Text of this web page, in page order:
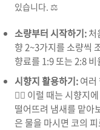
있습니다. ⚖️
소량부터 시작하기:처
향 2~3가지를 소량씩
향료를 1:9 또는 2:8
시향지 활용하기:여러
😵‍💫 이럴 때는 시향지
떨어뜨려 냄새를 맡아
은 물을 마시면 코의